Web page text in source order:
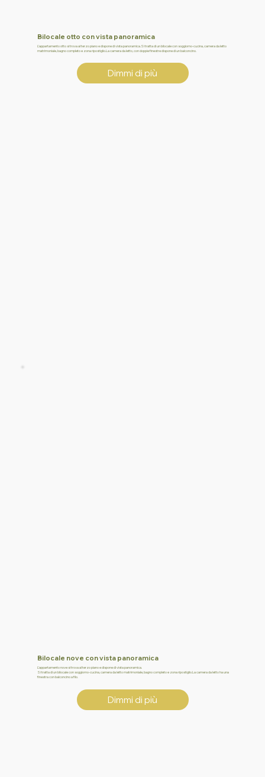
Bilocale otto con vista panoramica
L’appartamento otto si trova al terzo piano e dispone di vista panoramica.Si tratta di un bilocale con soggiorno-cucina, camera da letto
matrimoniale, bagno completo e zona ripostiglio.La camera da letto, con doppie finestre dispone di un balconcino.
Dimmi di più
Bilocale nove con vista panoramica
L’appartamento nove si trova al terzo piano e dispone di vista panoramica.
Si tratta di un bilocale con soggiorno-cucina, camera da letto matrimoniale, bagno completo e zona ripostiglio.La camera da letto ha una
finestra con balconcino a filo.
Dimmi di più